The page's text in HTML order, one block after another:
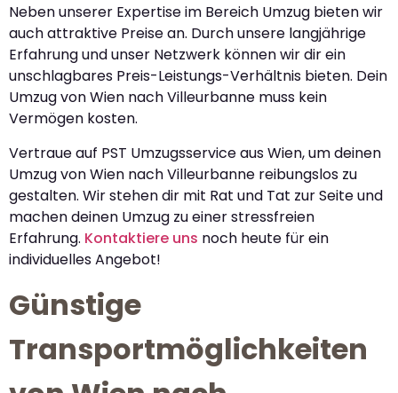
Neben unserer Expertise im Bereich Umzug bieten wir
auch attraktive Preise an. Durch unsere langjährige
Erfahrung und unser Netzwerk können wir dir ein
unschlagbares Preis-Leistungs-Verhältnis bieten. Dein
Umzug von Wien nach Villeurbanne muss kein
Vermögen kosten.
Vertraue auf PST Umzugsservice aus Wien, um deinen
Umzug von Wien nach Villeurbanne reibungslos zu
gestalten. Wir stehen dir mit Rat und Tat zur Seite und
machen deinen Umzug zu einer stressfreien
Erfahrung. Kontaktiere uns noch heute für ein
individuelles Angebot!
Günstige
Transportmöglichkeiten